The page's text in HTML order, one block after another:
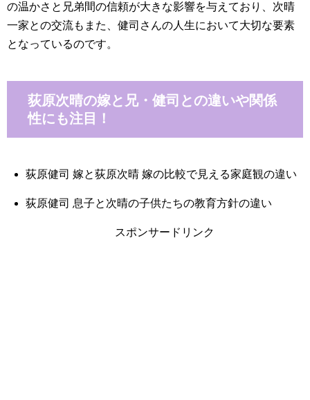
の温かさと兄弟間の信頼が大きな影響を与えており、次晴
一家との交流もまた、健司さんの人生において大切な要素
となっているのです。
荻原次晴の嫁と兄・健司との違いや関係
性にも注目！
荻原健司 嫁と荻原次晴 嫁の比較で見える家庭観の違い
荻原健司 息子と次晴の子供たちの教育方針の違い
スポンサードリンク